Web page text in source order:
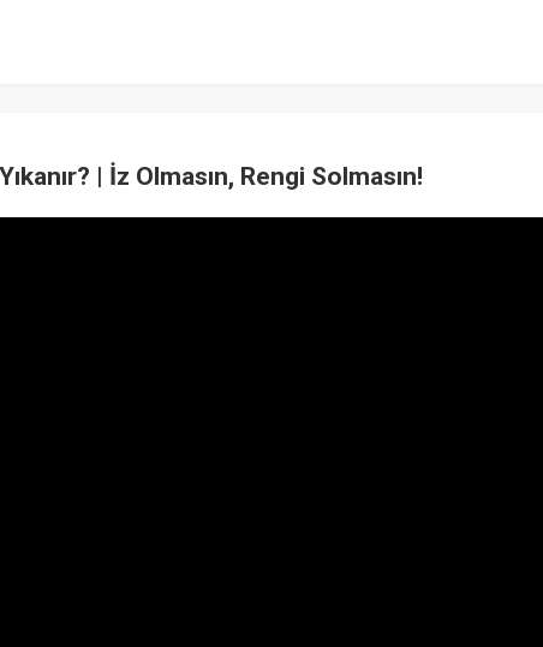
| İz Olmasın, Rengi Solmasın!